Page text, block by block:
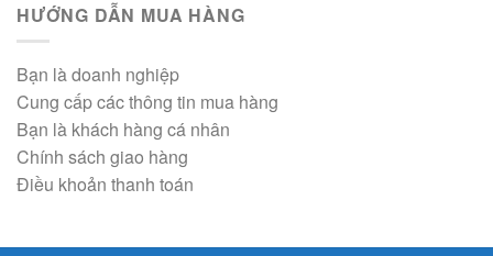
HƯỚNG DẪN MUA HÀNG
Bạn là doanh nghiệp
Cung cấp các thông tin mua hàng
Bạn là khách hàng cá nhân
Chính sách giao hàng
Điều khoản thanh toán